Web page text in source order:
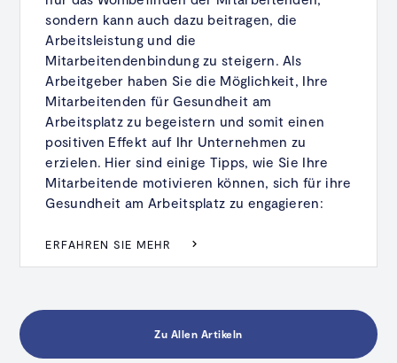
sondern kann auch dazu beitragen, die
Arbeitsleistung und die
Mitarbeitendenbindung zu steigern. Als
Arbeitgeber haben Sie die Möglichkeit, Ihre
Mitarbeitenden für Gesundheit am
Arbeitsplatz zu begeistern und somit einen
positiven Effekt auf Ihr Unternehmen zu
erzielen. Hier sind einige Tipps, wie Sie Ihre
Mitarbeitende motivieren können, sich für ihre
Gesundheit am Arbeitsplatz zu engagieren:
ERFAHREN SIE MEHR
Zu Allen Artikeln